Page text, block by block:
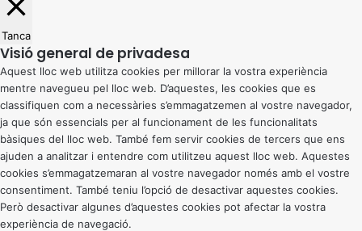
Tanca
Visió general de privadesa
Aquest lloc web utilitza cookies per millorar la vostra experiència
mentre navegueu pel lloc web. D’aquestes, les cookies que es
classifiquen com a necessàries s’emmagatzemen al vostre navegador,
ja que són essencials per al funcionament de les funcionalitats
bàsiques del lloc web. També fem servir cookies de tercers que ens
ajuden a analitzar i entendre com utilitzeu aquest lloc web. Aquestes
cookies s’emmagatzemaran al vostre navegador només amb el vostre
consentiment. També teniu l’opció de desactivar aquestes cookies.
Però desactivar algunes d’aquestes cookies pot afectar la vostra
experiència de navegació.